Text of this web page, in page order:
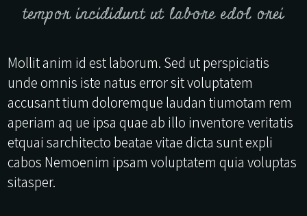
tempor incididunt ut labore edol orei
Mollit anim id est laborum. Sed ut perspiciatis
unde omnis iste natus error sit voluptatem
accusant tium doloremque laudan tiumotam rem
aperiam aq ue ipsa quae ab illo inventore veritatis
etquai sarchitecto beatae vitae dicta sunt expli
cabos Nemoenim ipsam voluptatem quia voluptas
sitasper.